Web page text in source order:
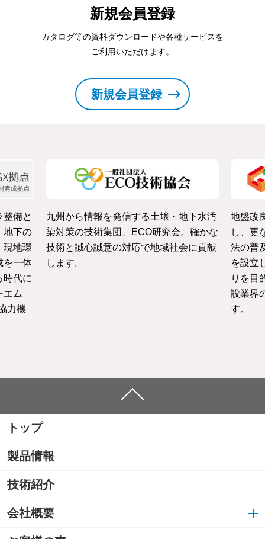
新規会員登録
カタログ等の資料ダウンロードや各種サービスを
ご利用いただけます。
新規会員登録
備と
地下の
現地環
を一体
時代に
エム
力機
九州から情報を発信する土壌・地下水汚
染対策の技術集団、ECO研究会。確かな
技術と誠心誠意の対応で地域社会に貢献
します。
地盤改
し、更
法の普
を設立
りを目
設業界
す。
トップ
製品情報
技術紹介
会社概要